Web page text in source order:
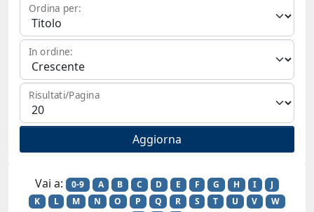
Ordina per:
In ordine:
Risultati/Pagina
Vai a: 0-9 A B C D E F G H I
J
K
L M N O P Q R S T U V
W